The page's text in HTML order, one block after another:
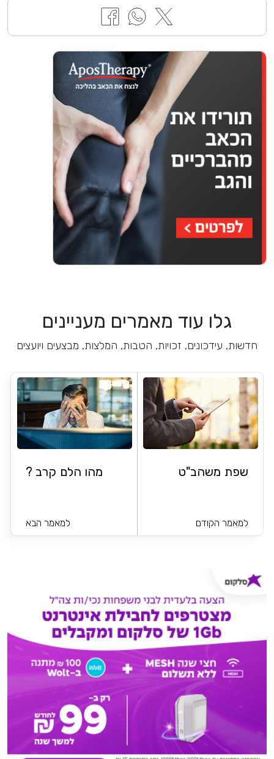
גלו עוד מאמרים מעניינים
חדשות, עידכונים, זכויות, הטבות, המלצות, מבצעים ויועצים
שפת משהב"ט
למאמר הקודם
מהו הלם קרב ?
למאמר הבא